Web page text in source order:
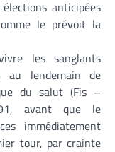
anticipées
le prévoit la
les sanglants
au lendemain de
du salut (Fis –
avant que le
immédiatement
tour, par crainte